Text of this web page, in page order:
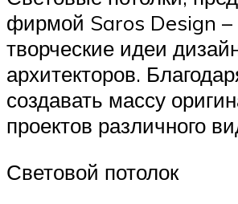
фирмой Saros Design –
творческие идеи
архитекторов.
создавать массу
проектов различного
Световой потолок